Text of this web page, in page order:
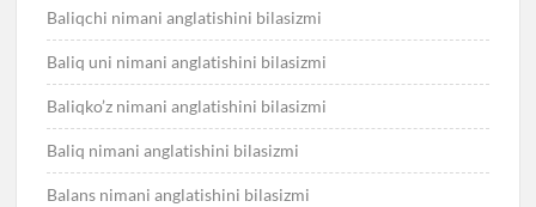
Baliqchi nimani anglatishini bilasizmi
Baliq uni nimani anglatishini bilasizmi
Baliqko’z nimani anglatishini bilasizmi
Baliq nimani anglatishini bilasizmi
Balans nimani anglatishini bilasizmi